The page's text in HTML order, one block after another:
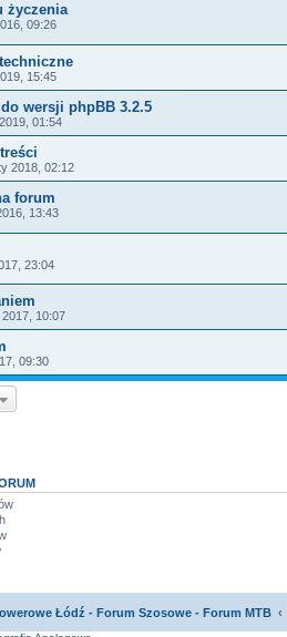
życzenia
09:26
15:45
wersji phpBB 3.2.5
01:54
2018, 02:12
forum
13:43
23:04
2017, 10:07
09:30
Łódź - Forum Szosowe - Forum MTB